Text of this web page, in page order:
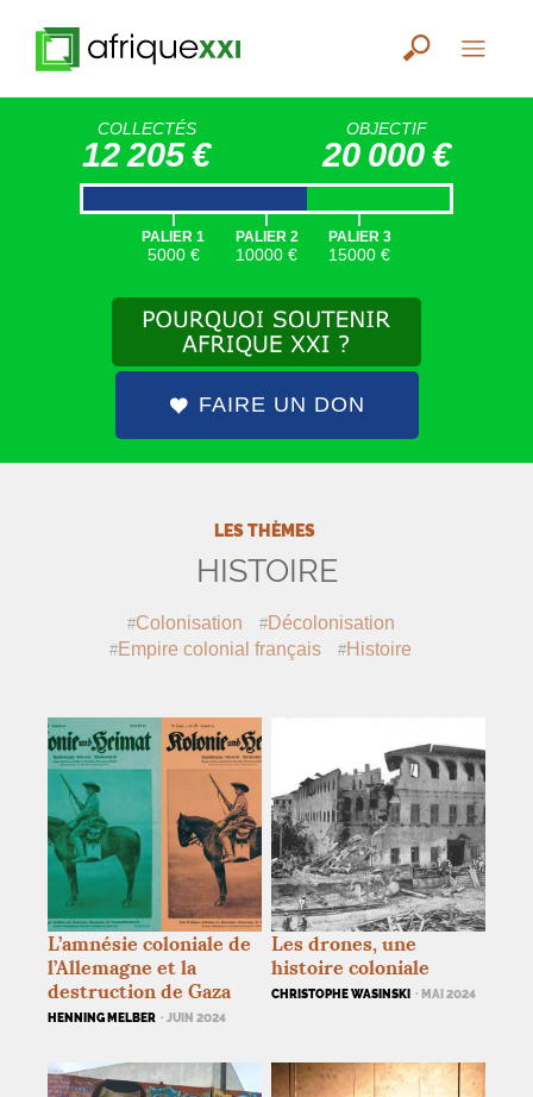
COLLECTÉS
12 205 €
OBJECTIF
20 000 €
|
PALIER 1
5000 €
|
PALIER 2
10000 €
|
PALIER 3
15000 €
FAIRE UN DON
LES THÈMES
HISTOIRE
Colonisation
Décolonisation
Empire colonial français
Histoire
L’amnésie coloniale de
l’Allemagne et la
destruction de Gaza
HENNING MELBER · JUIN 2024
Les drones, une
histoire coloniale
CHRISTOPHE WASINSKI · MAI 2024